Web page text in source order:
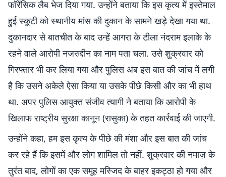
फॉरेंसिक लैब भेज दिया गया. उन्होंने बताया कि इस कृत्य में इस्तेमाल
हुई स्कूटी को स्थानीय मांस की दुकान के सामने खड़े देखा गया था.
दुकानदार से बातचीत के बाद उन्हें आगरा के टीला नंदराम इलाके के
रहने वाले आरोपी नजरुद्दीन का नाम पता चला. उसे शुक्रवार को
गिरफ्तार भी कर लिया गया और पुलिस अब इस बात की जांच में लगी
है कि उसने अकेले ऐसा किया या उसके पीछे किसी और का भी हाथ
था. अपर पुलिस आयुक्त संजीव त्यागी ने बताया कि आरोपी के
खिलाफ राष्ट्रीय सुरक्षा कानून (रासुका) के तहत कार्रवाई की जाएगी.
उन्होंने कहा, हम इस कृत्य के पीछे की मंशा और इस बात की जांच
कर रहे हैं कि इसमें और लोग शामिल तो नहीं. शुक्रवार की नमाज़ के
तुरंत बाद, लोगों का एक समूह मस्जिद के बाहर इकट्ठा हो गया और